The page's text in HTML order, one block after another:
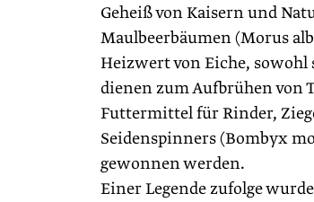
Geheiß von Kaisern und
Maulbeerbäumen (Morus
Heizwert von Eiche, sowohl
dienen zum Aufbrühen von
Futtermittel für Rinder,
Seidenspinners (Bombyx
gewonnen werden.
Einer Legende zufolge